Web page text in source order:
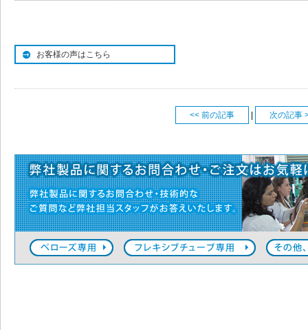
お客様の声はこちら
<< 前の記事 次の記事